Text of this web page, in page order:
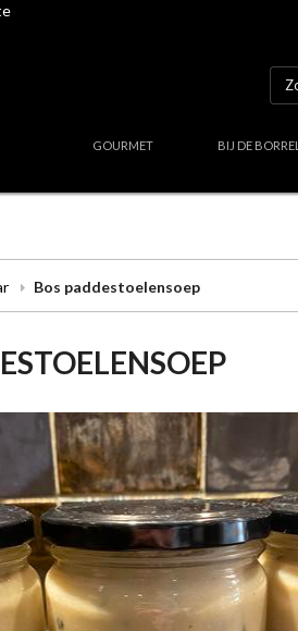
GOURMET BIJ DE BORREL
Bos paddestoelensoep